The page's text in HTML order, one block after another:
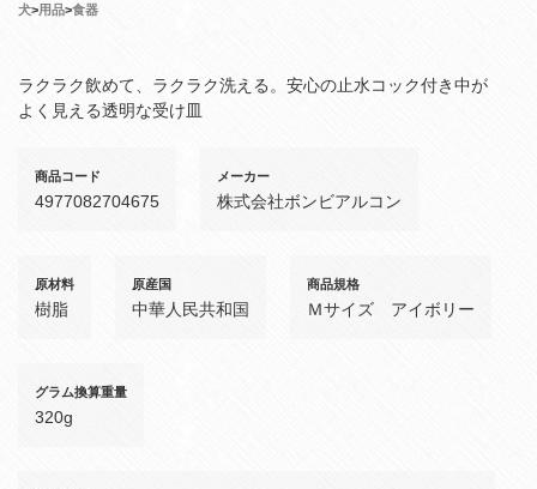
犬>用品>食器
ラクラク飲めて、ラクラク洗える。安心の止水コック付き中が
よく見える透明な受け皿
商品コード
4977082704675
メーカー
株式会社ボンビアルコン
原材料
樹脂
原産国
中華人民共和国
商品規格
Ｍサイズ アイボリー
グラム換算重量
320g